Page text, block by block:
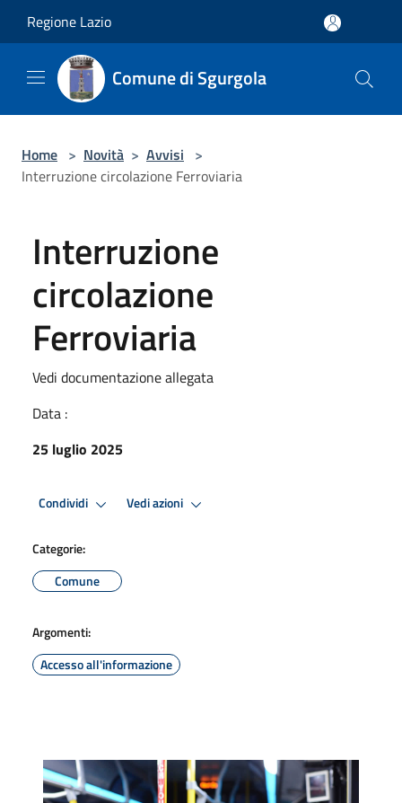
Regione Lazio
Comune di Sgurgola
Home > Novità > Avvisi >
Interruzione circolazione Ferroviaria
Interruzione
circolazione
Ferroviaria
Vedi documentazione allegata
Data :
25 luglio 2025
Condividi Vedi azioni
Categorie:
Comune
Argomenti:
Accesso all'informazione